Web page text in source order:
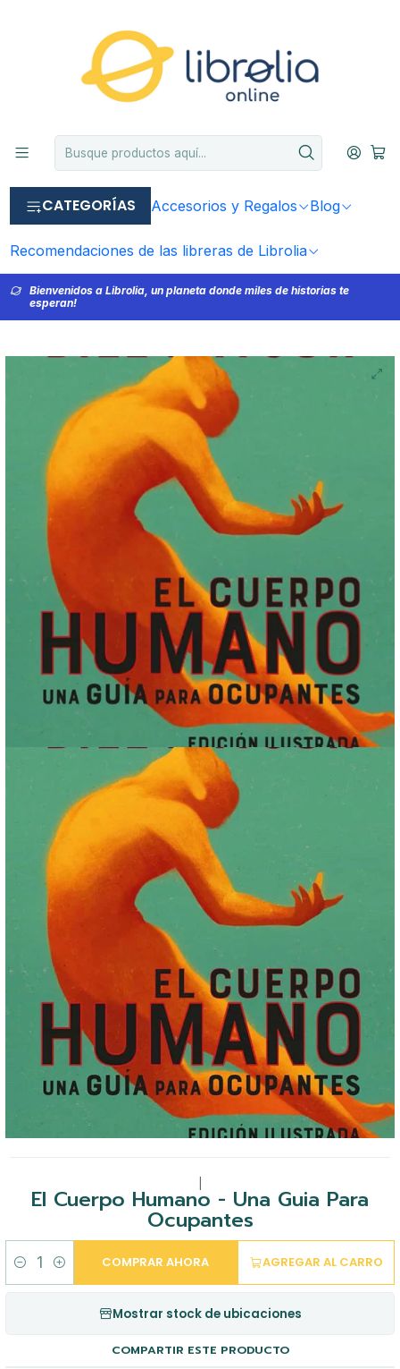
CATEGORÍAS Accesorios y Regalos Blog
Recomendaciones de las libreras de Librolia
Bienvenidos a Librolia, un planeta donde miles de historias te
esperan!
El Cuerpo Humano - Una Guia Para
Ocupantes
Cantidad
AGREGAR AL CARRO
COMPRAR AHORA
Mostrar stock de ubicaciones
COMPARTIR ESTE PRODUCTO